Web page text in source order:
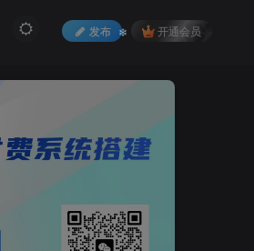
发布 开通会员
❄